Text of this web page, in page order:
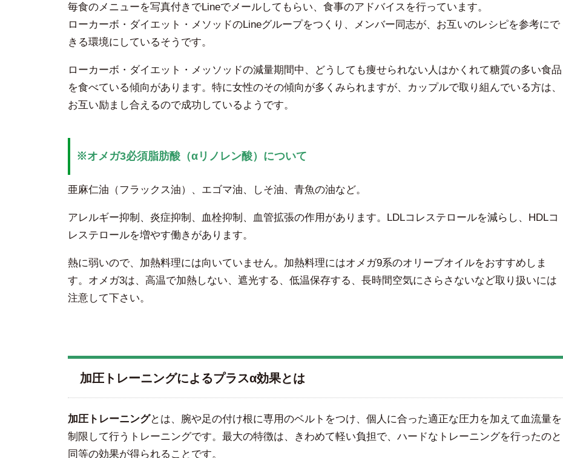
毎食のメニューを写真付きでLineでメールしてもらい、食事のアドバイスを行っています。
ローカーボ・ダイエット・メソッドのLineグループをつくり、メンバー同志が、お互いのレシピを参考にで
きる環境にしているそうです。
ローカーボ・ダイエット・メッソッドの減量期間中、どうしても痩せられない人はかくれて糖質の多い食品
を食べている傾向があります。特に女性のその傾向が多くみられますが、カップルで取り組んでいる方は、
お互い励まし合えるので成功しているようです。
※オメガ3必須脂肪酸（αリノレン酸）について
亜麻仁油（フラックス油）、エゴマ油、しそ油、青魚の油など。
アレルギー抑制、炎症抑制、血栓抑制、血管拡張の作用があります。LDLコレステロールを減らし、HDLコ
レステロールを増やす働きがあります。
熱に弱いので、加熱料理には向いていません。加熱料理にはオメガ9系のオリーブオイルをおすすめしま
す。オメガ3は、高温で加熱しない、遮光する、低温保存する、長時間空気にさらさないなど取り扱いには
注意して下さい。
加圧トレーニングによるプラスα効果とは
加圧トレーニングとは、腕や足の付け根に専用のベルトをつけ、個人に合った適正な圧力を加えて血流量を
制限して行うトレーニングです。最大の特徴は、きわめて軽い負担で、ハードなトレーニングを行ったのと
同等の効果が得られることです。